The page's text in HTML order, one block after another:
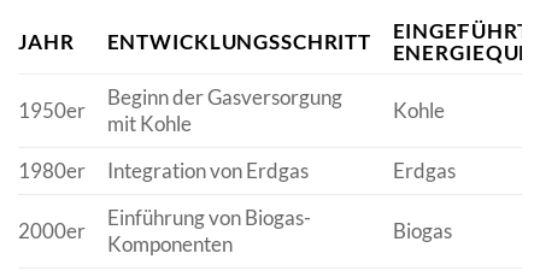
JAHR ENTWICKLUNGSSCHRITT
1950er
Beginn der Gasversorgung
mit Kohle
Kohle
1980er Integration von Erdgas Erdgas
2000er
Einführung von Biogas-
Komponenten
Biogas